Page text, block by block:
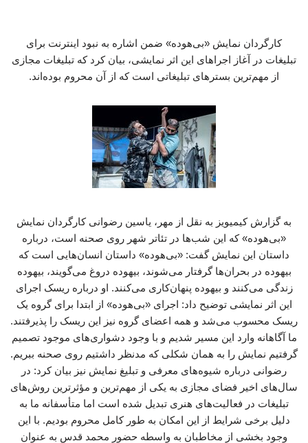
کارگردان نمایش «بی‌هوده» ضمن اشاره به نبود اینترنت برای
تبلیغات در آغاز اجراهای این اثر نمایشی، بیان کرد که تبلیغات مجازی
از مهم‌ترین بسترهای تبلیغاتی است که از آن محروم بوده‌اند.
به گزارش کیمیویز به نقل از مهر، یاسین رضوانی کارگردان نمایش
«بی‌هوده» که این شب‌ها در تئاتر شهر روی صحنه است، درباره
داستان این نمایش گفت: «بی‌هوده» داستان انسان‌هایی است که
بیهوده در بحران‌ها گرفتار می‌شوند، بیهوده دروغ می‌گویند، بیهوده
زندگی می‌کنند و بیهوده پنهان‌کاری می‌کنند. او درباره ریسک اجرای
این اثر نمایشی توضیح داد: اجرای «بی‌هوده» از ابتدا برای گروه یک
ریسک محسوب می‌شد و همه اعضای گروه نیز این ریسک را پذیرفتند.
ما آگاهانه وارد این مسیر شدیم و با وجود دشواری‌های موجود تصمیم
گرفتیم نمایش را به همان شکلی که مدنظر داشتیم روی صحنه ببریم.
رضوانی درباره شیوه‌های معرفی و تبلیغ نمایش نیز بیان کرد: در
سال‌های اخیر فضای مجازی به یکی از مهم‌ترین و مؤثرترین روش‌های
تبلیغات در فعالیت‌های هنری تبدیل شده است اما متأسفانه ما به
دلیل برخی شرایط از این امکان به طور کامل محروم بودیم. با این
وجود بخشی از مخاطبان به واسطه حضور محمد قدس به عنوان